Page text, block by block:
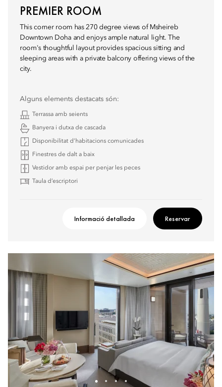
PREMIER ROOM
This corner room has 270 degree views of Msheireb
Downtown Doha and enjoys ample natural light. The
room's thoughtful layout provides spacious sitting and
sleeping areas with a private balcony offering views of the
city.
Alguns elements destacats són:
Terrassa amb seients
Banyera i dutxa de cascada
Disponibilitat d’habitacions comunicades
Finestres de dalt a baix
Vestidor amb espai per penjar les peces
Taula d’escriptori
Informació detallada Reservar